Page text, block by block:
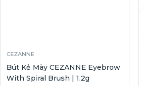
CEZANNE
Bút Kẻ Mày CEZANNE Eyebrow
With Spiral Brush | 1.2g